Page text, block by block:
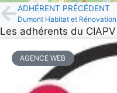
ADHÉRENT PRÉCÉDENT
Les adhérents du CIAPV
AGENCE WEB